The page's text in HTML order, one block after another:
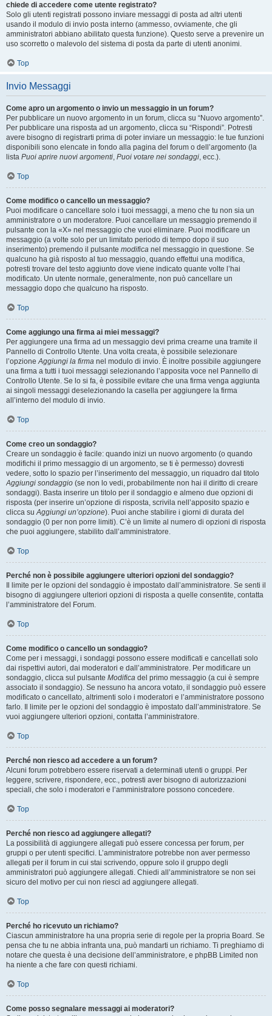
chiede di accedere come utente registrato?
Solo gli utenti registrati possono inviare messaggi di posta ad altri utenti
usando il modulo di invio posta interno (ammesso, ovviamente, che gli
amministratori abbiano abilitato questa funzione). Questo serve a prevenire un
uso scorretto o malevolo del sistema di posta da parte di utenti anonimi.
Top
Invio Messaggi
Come apro un argomento o invio un messaggio in un forum?
Per pubblicare un nuovo argomento in un forum, clicca su “Nuovo argomento”.
Per pubblicare una risposta ad un argomento, clicca su “Rispondi”. Potresti
avere bisogno di registrarti prima di poter inviare un messaggio: le tue funzioni
disponibili sono elencate in fondo alla pagina del forum o dell’argomento (la
lista Puoi aprire nuovi argomenti, Puoi votare nei sondaggi, ecc.).
Top
Come modifico o cancello un messaggio?
Puoi modificare o cancellare solo i tuoi messaggi, a meno che tu non sia un
amministratore o un moderatore. Puoi cancellare un messaggio premendo il
pulsante con la «X» nel messaggio che vuoi eliminare. Puoi modificare un
messaggio (a volte solo per un limitato periodo di tempo dopo il suo
inserimento) premendo il pulsante modifica nel messaggio in questione. Se
qualcuno ha già risposto al tuo messaggio, quando effettui una modifica,
potresti trovare del testo aggiunto dove viene indicato quante volte l’hai
modificato. Un utente normale, generalmente, non può cancellare un
messaggio dopo che qualcuno ha risposto.
Top
Come aggiungo una firma ai miei messaggi?
Per aggiungere una firma ad un messaggio devi prima crearne una tramite il
Pannello di Controllo Utente. Una volta creata, è possibile selezionare
l’opzioneAggiungi la firma nel modulo di invio. È inoltre possibile aggiungere
una firma a tutti i tuoi messaggi selezionando l’apposita voce nel Pannello di
Controllo Utente. Se lo si fa, è possibile evitare che una firma venga aggiunta
ai singoli messaggi deselezionando la casella per aggiungere la firma
all’interno del modulo di invio.
Top
Come creo un sondaggio?
Creare un sondaggio è facile: quando inizi un nuovo argomento (o quando
modifichi il primo messaggio di un argomento, se ti è permesso) dovresti
vedere, sotto lo spazio per l’inserimento del messaggio, un riquadro dal titolo
Aggiungi sondaggio (se non lo vedi, probabilmente non hai il diritto di creare
sondaggi). Basta inserire un titolo per il sondaggio e almeno due opzioni di
risposta (per inserire un’opzione di risposta, scrivila nell’apposito spazio e
clicca suAggiungi un’opzione). Puoi anche stabilire i giorni di durata del
sondaggio (0 per non porre limiti). C’è un limite al numero di opzioni di risposta
che puoi aggiungere, stabilito dall’amministratore.
Top
Perché non è possibile aggiungere ulteriori opzioni del sondaggio?
Il limite per le opzioni del sondaggio è impostato dall’amministratore. Se senti il
bisogno di aggiungere ulteriori opzioni di risposta a quelle consentite, contatta
l’amministratore del Forum.
Top
Come modifico o cancello un sondaggio?
Come per i messaggi, i sondaggi possono essere modificati e cancellati solo
dai rispettivi autori, dai moderatori e dall’amministratore. Per modificare un
sondaggio, clicca sul pulsante Modifica del primo messaggio (a cui è sempre
associato il sondaggio). Se nessuno ha ancora votato, il sondaggio può essere
modificato o cancellato, altrimenti solo i moderatori e l’amministratore possono
farlo. Il limite per le opzioni del sondaggio è impostato dall’amministratore. Se
vuoi aggiungere ulteriori opzioni, contatta l’amministratore.
Top
Perché non riesco ad accedere a un forum?
Alcuni forum potrebbero essere riservati a determinati utenti o gruppi. Per
leggere, scrivere, rispondere, ecc., potresti aver bisogno di autorizzazioni
speciali, che solo i moderatori e l’amministratore possono concedere.
Top
Perché non riesco ad aggiungere allegati?
La possibilità di aggiungere allegati può essere concessa per forum, per
gruppi o per utenti specifici. L’amministratore potrebbe non aver permesso
allegati per il forum in cui stai scrivendo, oppure solo il gruppo degli
amministratori può aggiungere allegati. Chiedi all’amministratore se non sei
sicuro del motivo per cui non riesci ad aggiungere allegati.
Top
Perché ho ricevuto un richiamo?
Ciascun amministratore ha una propria serie di regole per la propria Board. Se
pensa che tu ne abbia infranta una, può mandarti un richiamo. Ti preghiamo di
notare che questa è una decisione dell’amministratore, e phpBB Limited non
ha niente a che fare con questi richiami.
Top
Come posso segnalare messaggi ai moderatori?